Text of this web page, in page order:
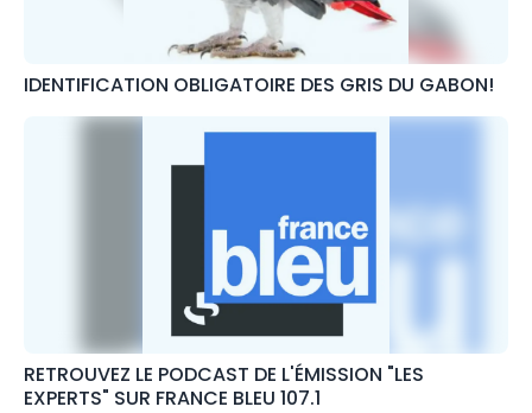
IDENTIFICATION OBLIGATOIRE DES GRIS DU GABON!
RETROUVEZ LE PODCAST DE L'ÉMISSION "LES
EXPERTS" SUR FRANCE BLEU 107.1